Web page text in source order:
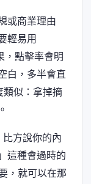
或商業理由
輕易用
，點擊率會明
白，多半會直
類似：拿掉摘
方說你的內
這種會過時的
，就可以在那